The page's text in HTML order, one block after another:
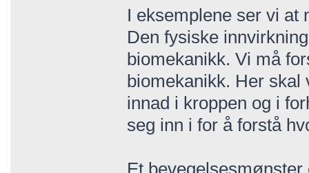
I eksemplene ser vi at
Den fysiske
biomekanikk. Vi må
biomekanikk. Her
innad i kroppen og i
seg inn i for å forstå
Et